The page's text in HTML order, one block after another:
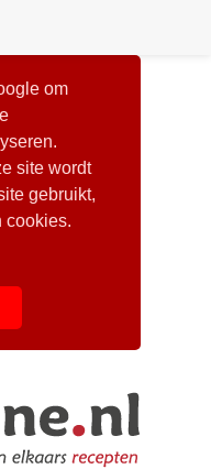
om
site wordt
gebruikt,
cookies.